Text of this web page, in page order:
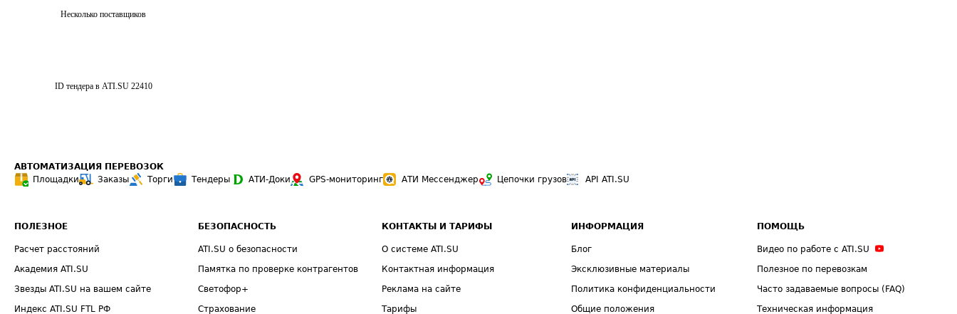
Несколько поставщиков
ID тендера в ATI.SU 22410
АВТОМАТИЗАЦИЯ ПЕРЕВОЗОК
Площадки
Заказы Торги Тендеры АТИ-Доки GPS-мониторинг АТИ Мессенджер Цепочки грузов API ATI.SU
ПОЛЕЗНОЕ
Расчет расстояний
Академия ATI.SU
Звезды ATI.SU на вашем сайте
Индекс ATI.SU FTL РФ
БЕЗОПАСНОСТЬ
ATI.SU о безопасности
Памятка по проверке контрагентов
Светофор+
Страхование
КОНТАКТЫ И ТАРИФЫ
О системе ATI.SU
Контактная информация
Реклама на сайте
Тарифы
ИНФОРМАЦИЯ
Блог
Эксклюзивные материалы
Политика конфиденциальности
Общие положения
ПОМОЩЬ
Видео по работе с ATI.SU
Полезное по перевозкам
Часто задаваемые вопросы (FAQ)
Техническая информация